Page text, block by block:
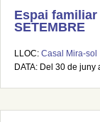
Espai familiar
SETEMBRE
LLOC: Casal Mira-sol
DATA: Del 30 de